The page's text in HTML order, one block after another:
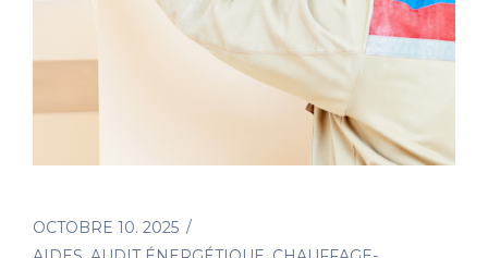
OCTOBRE 10. 2025